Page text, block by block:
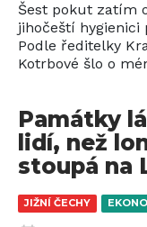
Šest pokut zatím
jihočeští
Podle ředitelky
Kotrbové šlo o
JIŽNÍ ČECHY
Památky
lidí, než
stoupá na